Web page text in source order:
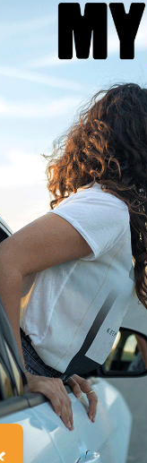
sont
le
franchise
ateliers Lindt,
de fines